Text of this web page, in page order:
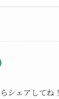
シェアしてね！